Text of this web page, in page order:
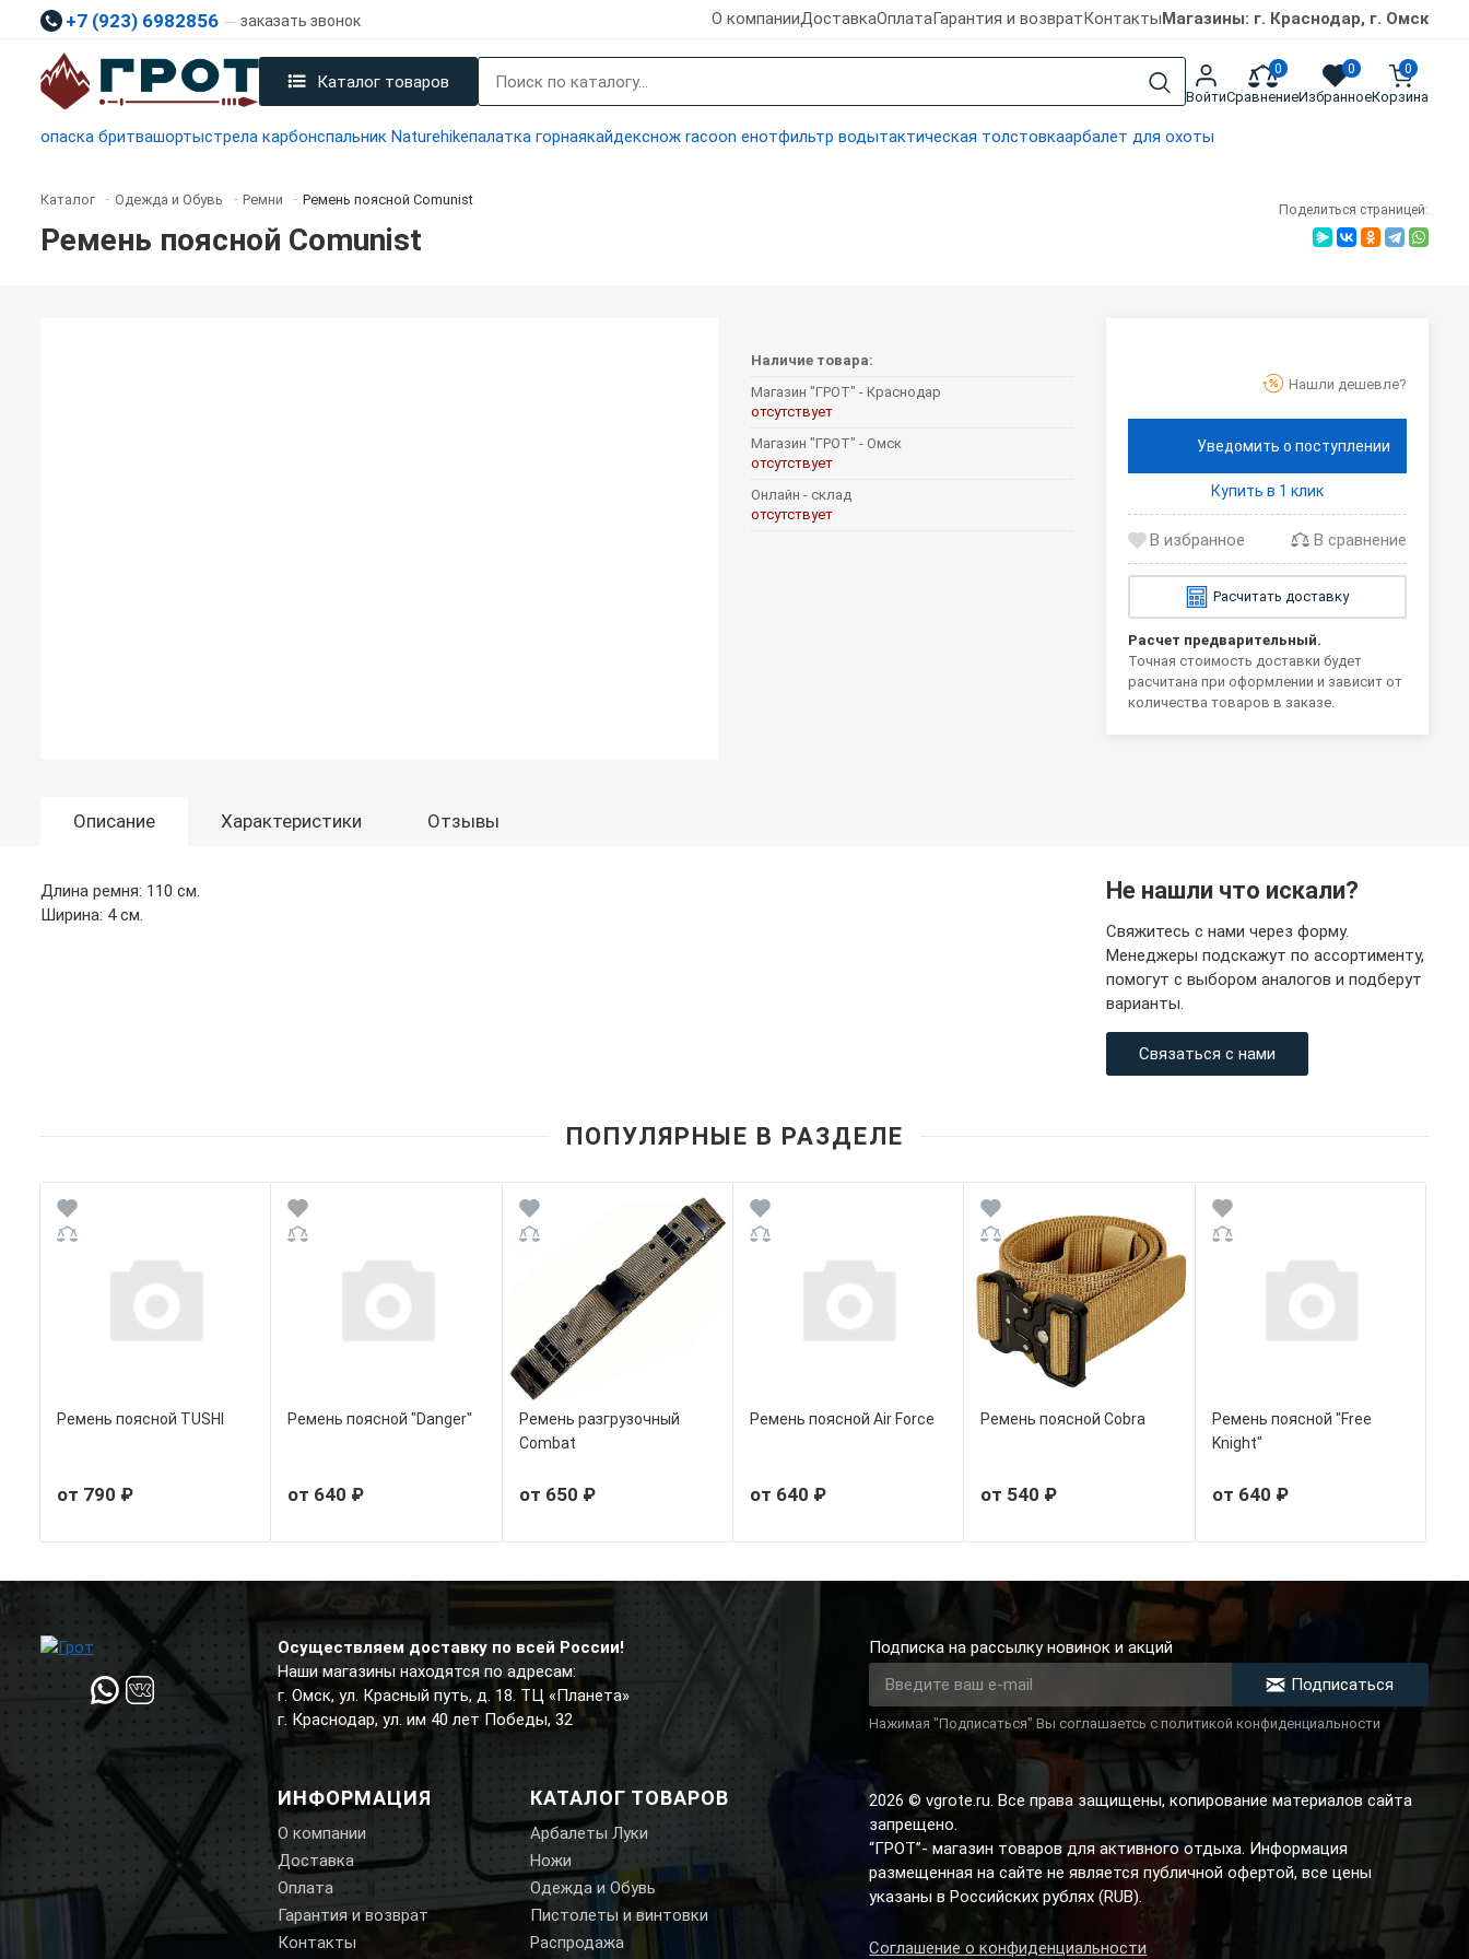
+7 (923) 6982856 заказать звонок О компанииДоставкаОплатаГарантия и возвратКонтактыМагазины: г. Краснодар, г. Омск
Каталог товаров
Войти
0
Сравнение
0
Избранное
0
Корзина
опаска бритвашортыстрела карбонспальник Naturehikeпалатка горнаякайдекснож racoon енотфильтр водытактическая толстовкаарбалет для охоты
Каталог - Одежда и Обувь - Ремни - Ремень поясной Comunist
Ремень поясной Comunist
Поделиться страницей:
Наличие товара:
Магазин "ГРОТ" - Краснодар
отсутствует
Магазин "ГРОТ" - Омск
отсутствует
Онлайн - склад
отсутствует
Нашли дешевле?
Уведомить о поступлении
Купить в 1 клик
В сравнение
Расчитать доставку
Расчет предварительный.
Точная стоимость доставки будет
расчитана при оформлении и зависит от
количества товаров в заказе.
Описание Характеристики Отзывы
Длина ремня: 110 см.
Ширина: 4 см.
Не нашли что искали?
Свяжитесь с нами через форму.
Менеджеры подскажут по ассортименту,
помогут с выбором аналогов и подберут
варианты.
Связаться с нами
ПОПУЛЯРНЫЕ В РАЗДЕЛЕ
Ремень поясной TUSHI
от 790 ₽
Ремень поясной "Danger"
от 640 ₽
Ремень разгрузочный
Combat
от 650 ₽
Ремень поясной Air Force
от 640 ₽
Ремень поясной Cobra
от 540 ₽
Ремень поясной "Free
Knight"
от 640 ₽
Осуществляем доставку по всей России!
Наши магазины находятся по адресам:
г. Омск, ул. Красный путь, д. 18. ТЦ «Планета»
г. Краснодар, ул. им 40 лет Победы, 32
ИНФОРМАЦИЯ
О компании
Доставка
Оплата
Гарантия и возврат
Контакты
КАТАЛОГ ТОВАРОВ
Арбалеты Луки
Ножи
Одежда и Обувь
Пистолеты и винтовки
Распродажа
Подписка на рассылку новинок и акций
Подписаться
Нажимая "Подписаться" Вы соглашаетсь с политикой конфиденциальности
2026 © vgrote.ru. Все права защищены, копирование материалов сайта
запрещено.
“ГРОТ”- магазин товаров для активного отдыха. Информация
размещенная на сайте не является публичной офертой, все цены
указаны в Российских рублях (RUB).
Соглашение о конфиденциальности